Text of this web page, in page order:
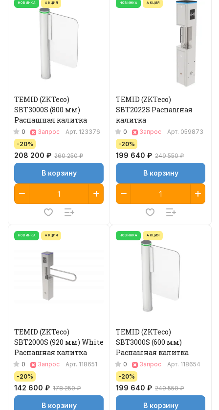
НОВИНКА АКЦИЯ
TEMID (ZKTeco)
SBT3000S (800 мм)
Распашная калитка
0 Запрос Арт. 123376
-20%
208 200 ₽ 260 250 ₽
В корзину
НОВИНКА АКЦИЯ
TEMID (ZKTeco)
SBT2022S Распашная
калитка
0 Запрос Арт. 059873
-20%
199 640 ₽ 249 550 ₽
В корзину
НОВИНКА АКЦИЯ
TEMID (ZKTeco)
SBT2000S (920 мм) White
Распашная калитка
0 Запрос Арт. 118651
-20%
142 600 ₽ 178 250 ₽
В корзину
НОВИНКА АКЦИЯ
TEMID (ZKTeco)
SBT3000S (600 мм)
Распашная калитка
0 Запрос Арт. 118654
-20%
199 640 ₽ 249 550 ₽
В корзину